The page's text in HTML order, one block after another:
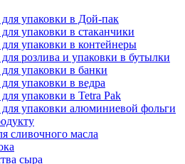
упаковки в Дой-пак
упаковки в стаканчики
упаковки в контейнеры
розлива и упаковки в бутылки
упаковки в банки
упаковки в ведра
упаковки в Tetra Pak
упаковки алюминиевой фольги
сливочного масла
сыра